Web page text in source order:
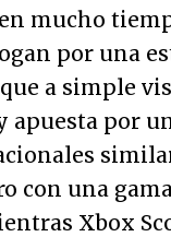
mucho
por una
a simple
apuesta por
con una
Xbox